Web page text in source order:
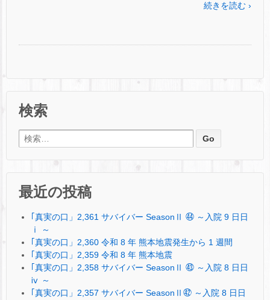
続きを読む ›
検索
検索:
最近の投稿
｢真実の口」2,361 サバイバー SeasonⅡ ㊹ ～入院 9 日日
ⅰ ～
｢真実の口」2,360 令和 8 年 熊本地震発生から 1 週間
｢真実の口」2,359 令和 8 年 熊本地震
｢真実の口」2,358 サバイバー SeasonⅡ ㊸ ～入院 8 日日
ⅳ ～
｢真実の口」2,357 サバイバー SeasonⅡ㊷ ～入院 8 日日